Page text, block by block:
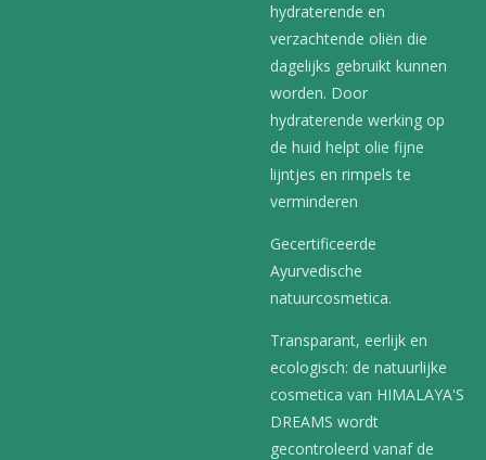
hydraterende en
verzachtende oliën die
dagelijks gebruikt kunnen
worden. Door
hydraterende werking op
de huid helpt olie fijne
lijntjes en rimpels te
verminderen
Gecertificeerde
Ayurvedische
natuurcosmetica.
Transparant, eerlijk en
ecologisch: de natuurlijke
cosmetica van HIMALAYA'S
DREAMS wordt
gecontroleerd vanaf de